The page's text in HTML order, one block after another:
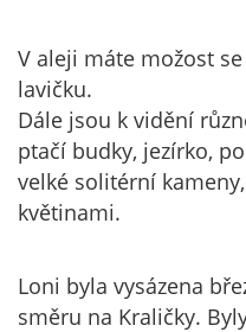
V aleji máte možost
lavičku.
Dále jsou k vidění
ptačí budky, jezírko,
velké solitérní
květinami.
Loni byla vysázena
směru na Kraličky.